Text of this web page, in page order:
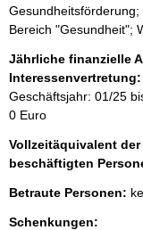
Bereich "Gesundheit";
Jährliche finanzielle
Interessenvertretung:
Geschäftsjahr: 01/25
0 Euro
Vollzeitäquivalent
beschäftigten
Betraute Personen:
Schenkungen: